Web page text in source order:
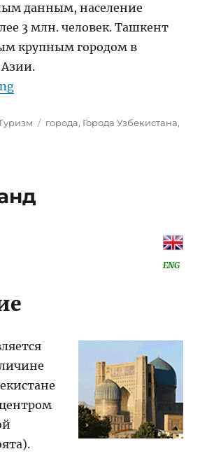
данным, население
3 млн. человек. Ташкент
крупным городом в
“Ташкент”
Tags
города, Города Узбекистана,
ENG